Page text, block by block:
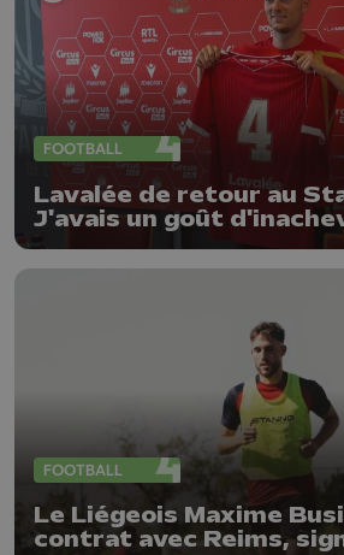
FOOTBALL
Lavalée de retour au
J'avais un goût
FOOTBALL
Le Liégeois Maxime
contrat avec Reims,